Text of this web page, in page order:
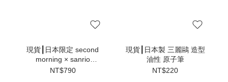
現貨┃日本限定 second
morning × sanrio
characters 三麗鷗 聯名
NT$790
現貨┃日本製 三麗鷗 造型
油性 原子筆
NT$220